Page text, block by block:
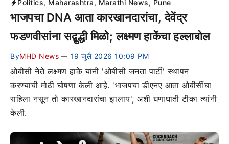
Politics, Maharashtra, Marathi News, Pune
भाजपचा DNA आता कारखानदारांचा, देवेंद्र
फडणवीसांना सद्बुद्धी मिळो; लक्ष्मण हाकेंचा हल्लाबोल
ByMHD News — 19 जुलै 2026 10:09 PM
ओबीसी नेते लक्ष्मण हाके यांनी 'ओबीसी जनता पार्टी' स्थापन
करण्याची मोठी घोषणा केली आहे. 'भाजपचा डीएनए आता ओबीसींचा
राहिला नसून तो कारखानदारांचा झालाय', अशी घणाघाती टीका त्यांनी
केली.